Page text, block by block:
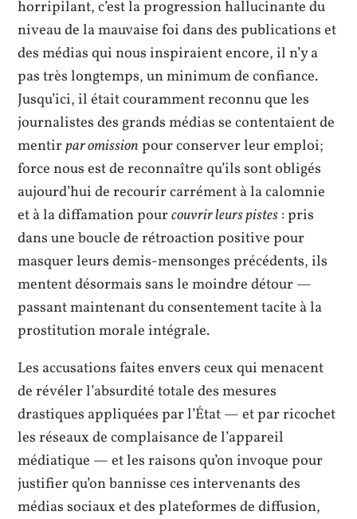
horripilant, c’est la progression hallucinante du
niveau de la mauvaise foi dans des publications et
des médias qui nous inspiraient encore, il n’y a
pas très longtemps, un minimum de confiance.
Jusqu’ici, il était couramment reconnu que les
journalistes des grands médias se contentaient de
mentirpar omissionpour conserver leur emploi;
force nous est de reconnaître qu’ils sont obligés
aujourd’hui de recourir carrément à la calomnie
et à la diffamation pourcouvrir leurs pistes: pris
dans une boucle de rétroaction positive pour
masquer leurs demis-mensonges précédents, ils
mentent désormais sans le moindre détour —
passant maintenant du consentement tacite à la
prostitution morale intégrale.
Les accusations faites envers ceux qui menacent
de révéler l’absurdité totale des mesures
drastiques appliquées par l’État — et par ricochet
les réseaux de complaisance de l’appareil
médiatique — et les raisons qu’on invoque pour
justifier qu’on bannisse ces intervenants des
médias sociaux et des plateformes de diffusion,